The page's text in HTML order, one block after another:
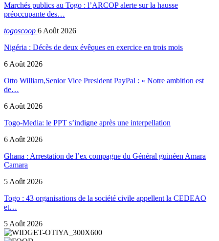
Marchés publics au Togo : l’ARCOP alerte sur la hausse
préoccupante des…
togoscoop 6 Août 2026
Nigéria : Décès de deux évêques en exercice en trois mois
6 Août 2026
Otto William,Senior Vice President PayPal : « Notre ambition est
de…
6 Août 2026
Togo-Media: le PPT s’indigne après une interpellation
6 Août 2026
Ghana : Arrestation de l’ex compagne du Général guinéen Amara
Camara
5 Août 2026
Togo : 43 organisations de la société civile appellent la CEDEAO
et…
5 Août 2026